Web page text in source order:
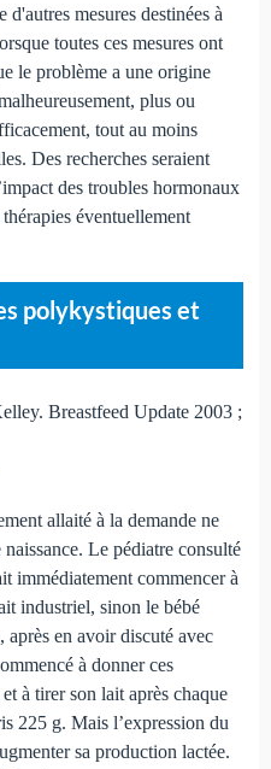
mesures destinées à
toutes ces mesures ont
le problème a une origine
plus ou
tout au moins
Des recherches seraient
des troubles hormonaux
éventuellement
polykystiques et
Breastfeed Update 2003 ;
allaité à la demande ne
Le pédiatre consulté
immédiatement commencer à
industriel, sinon le bébé
après en avoir discuté avec
à donner ces
à tirer son lait après chaque
225 g. Mais l’expression du
sa production lactée.